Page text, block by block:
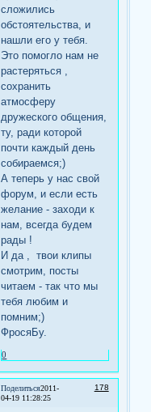
сложились
обстоятельства, и
нашли его у тебя.
Это помогло нам не
растеряться ,
сохранить
атмосферу
дружеского общения,
ту, ради которой
почти каждый день
собираемся;)
А теперь у нас свой
форум, и если есть
желание - заходи к
нам, всегда будем
рады !
И да , твои клипы
смотрим, посты
читаем - так что мы
тебя любим и
помним;)
ФросяБу.
0
Поделиться 178
2011-
04-19 11:28:25